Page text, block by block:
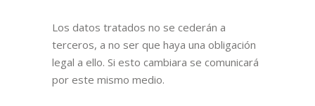
Los datos tratados no se cederán a
terceros, a no ser que haya una obligación
legal a ello. Si esto cambiara se comunicará
por este mismo medio.